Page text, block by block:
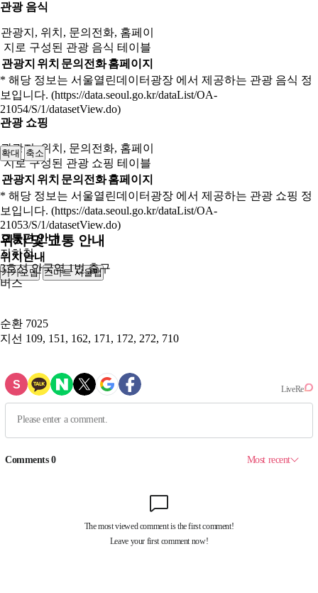
관광 음식
관광지, 위치, 문의전화, 홈페이
지로 구성된 관광 음식 테이블
관광지 위치 문의전화홈페이지
* 해당 정보는 서울열린데이터광장 에서 제공하는 관광 음식 정
보입니다. (https://data.seoul.go.kr/dataList/OA-
21054/S/1/datasetView.do)
관광 쇼핑
관광지, 위치, 문의전화, 홈페이
지로 구성된 관광 쇼핑 테이블
관광지 위치 문의전화홈페이지
* 해당 정보는 서울열린데이터광장 에서 제공하는 관광 쇼핑 정
보입니다. (https://data.seoul.go.kr/dataList/OA-
21053/S/1/datasetView.do)
위치 및 교통 안내
위치안내
카카오맵 스마트 서울맵
250m
확대 축소
교통편 안내
지하철
3호선 안국역 1번 출구
버스
순환 7025
지선 109, 151, 162, 171, 172, 272, 710